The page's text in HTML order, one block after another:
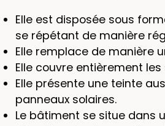
Elle est disposée sous
se répétant de manière
Elle remplace de manière
Elle couvre entièrement
Elle présente une teinte
panneaux solaires.
Le bâtiment se situe dans